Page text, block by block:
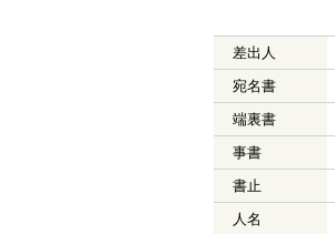
差出人
宛名書
端裏書
事書
書止
人名